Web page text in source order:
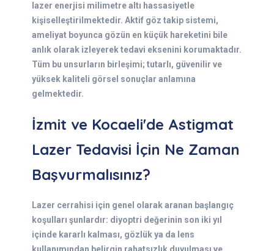
lazer enerjisi milimetre altı hassasiyetle
kişiselleştirilmektedir. Aktif göz takip sistemi,
ameliyat boyunca gözün en küçük hareketini bile
anlık olarak izleyerek tedavi eksenini korumaktadır.
Tüm bu unsurların birleşimi; tutarlı, güvenilir ve
yüksek kaliteli görsel sonuçlar anlamına
gelmektedir.
İzmit ve Kocaeli'de Astigmat
Lazer Tedavisi İçin Ne Zaman
Başvurmalısınız?
Lazer cerrahisi için genel olarak aranan başlangıç
koşulları şunlardır: diyoptri değerinin son iki yıl
içinde kararlı kalması, gözlük ya da lens